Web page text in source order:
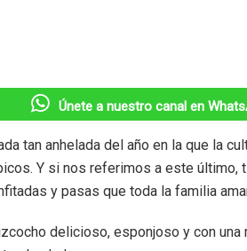
Únete a nuestro canal en
tan anhelada del año en la que la
Y si nos referimos a este último,
y pasas que toda la familia
delicioso, esponjoso y con